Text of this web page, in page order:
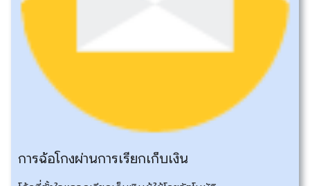
การฉ้อโกงผ่านการเรียกเก็บเงิน